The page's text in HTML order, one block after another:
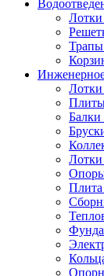
Инженерное
Балки
Лотки
Плита